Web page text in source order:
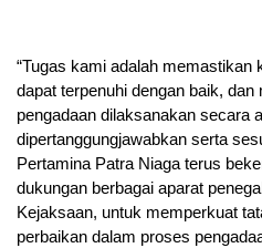
“Tugas kami adalah memastikan
dapat terpenuhi dengan baik,
pengadaan dilaksanakan secara
dipertanggungjawabkan serta
Pertamina Patra Niaga terus
dukungan berbagai aparat
Kejaksaan, untuk memperkuat
perbaikan dalam proses